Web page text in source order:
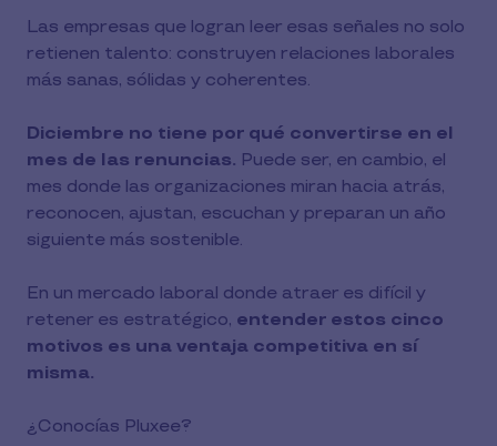
Las empresas que logran leer esas señales no solo
retienen talento: construyen relaciones laborales
más sanas, sólidas y coherentes.
Diciembre no tiene por qué convertirse en el
mes de las renuncias. Puede ser, en cambio, el
mes donde las organizaciones miran hacia atrás,
reconocen, ajustan, escuchan y preparan un año
siguiente más sostenible.
En un mercado laboral donde atraer es difícil y
retener es estratégico, entender estos cinco
motivos es una ventaja competitiva en sí
misma.
¿Conocías Pluxee?